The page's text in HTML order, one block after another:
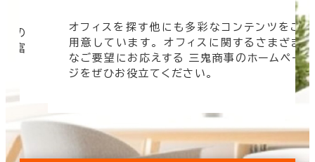
の
豊富
オフィスを探す他にも多彩なコンテンツをご
用意しています。 オフィスに関するさまざま
なご要望にお応えする 三鬼商事のホームペー
ジをぜひお役立てください。